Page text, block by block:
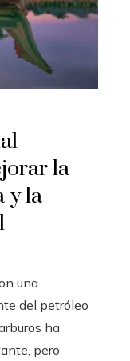
la
y la
una
del petróleo
ha
pero